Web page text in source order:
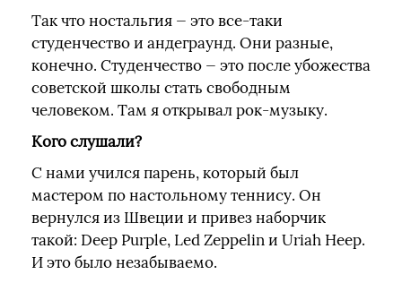
Так что ностальгия — это все-таки
студенчество и андеграунд. Они разные,
конечно. Студенчество — это после убожества
советской школы стать свободным
человеком. Там я открывал рок-музыку.
Кого слушали?
С нами учился парень, который был
мастером по настольному теннису. Он
вернулся из Швеции и привез наборчик
такой: Deep Purple, Led Zeppelin и Uriah Heep.
И это было незабываемо.